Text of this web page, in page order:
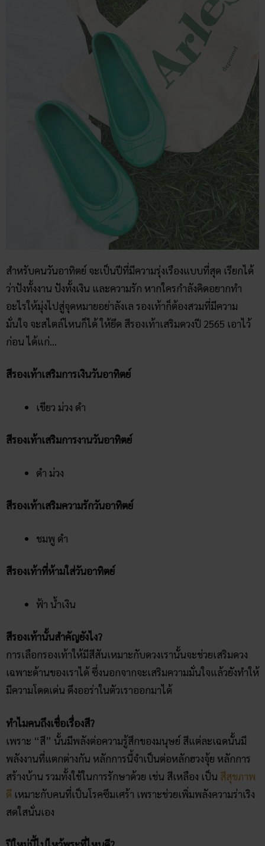
สำหรับคนวันอาทิตย์ จะเป็นปีที่มีความรุ่งเรืองแบบที่สุด เรียกได้
ว่าปังทั้งงาน ปังทั้งเงิน และความรัก หากใครกำลังคิดอยากทำ
อะไรให้มุ่งไปสู่จุดหมายอย่าลังเล รองเท้าก็ต้องสวมที่มีความ
มั่นใจ จะสไตล์ไหนก็ได้ ให้ยึด สีรองเท้าเสริมดวงปี 2565 เอาไว้
ก่อน ได้แก่…
สีรองเท้าเสริมการเงินวันอาทิตย์
เขียว ม่วง ดำ
สีรองเท้าเสริมการงานวันอาทิตย์
ดำ ม่วง
สีรองเท้าเสริมความรักวันอาทิตย์
ชมพู ดำ
สีรองเท้าที่ห้ามใส่วันอาทิตย์
ฟ้า น้ำเงิน
สีรองเท้านั้นสำคัญยังไง?
การเลือกรองเท้าให้มีสีสันเหมาะกับดวงเรานั้นจะช่วยเสริมดวง
เฉพาะด้านของเราได้ ซึ่งนอกจากจะเสริมความมั่นใจแล้วยังทำให้
มีความโดดเด่น ดึงออร่าในตัวเราออกมาได้
ทำไมคนถึงเชื่อเรื่องสี?
เพราะ “สี” นั้นมีพลังต่อความรู้สึกของมนุษย์ สีแต่ละเฉดนั้นมี
พลังงานที่แตกต่างกัน หลักการนี้จำเป็นต่อหลักฮวงจุ้ย หลักการ
สร้างบ้าน รวมทั้งใช้ในการรักษาด้วย เช่น สีเหลือง เป็น สีสุขภาพ
ดี เหมาะกับคนที่เป็นโรคซึมเศร้า เพราะช่วยเพิ่มพลังความร่าเริง
สดใสนั่นเอง